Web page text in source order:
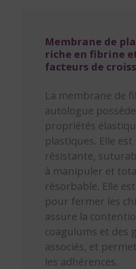
Membrane de
riche en fibrine
facteurs de
La membrane de
autologue
propriétés
plastiques. Elle est
résistante,
à manipuler et
résorbable. Elle
pour fermer les
assure la
coagulums et des
associés, et
les adhérences.